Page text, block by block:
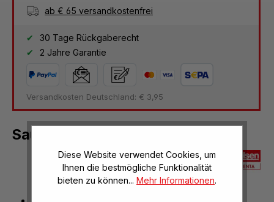
ab € 65 versandkostenfrei
30 Tage Rückgaberecht
2 Jahre Garantie
Versandkosten Deutschland: € 3,95
Saughaken, 2 Stück
Diese Website verwendet Cookies, um
Ihnen die bestmögliche Funktionalität
bieten zu können... Mehr Informationen.